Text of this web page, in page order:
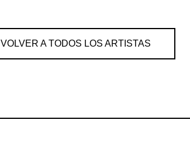
VOLVER A TODOS LOS ARTISTAS